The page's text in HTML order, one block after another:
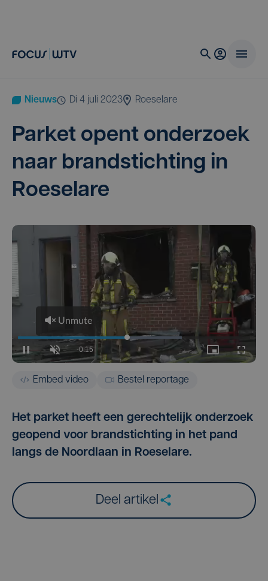
Nieuws di 4 juli 2023 Roeselare
Par­ket opent onder­zoek
naar brand­stich­ting in
Roeselare
Embed video Bestel reportage
Het parket heeft een gerechtelijk onderzoek
geopend voor brandstichting in het pand
langs de Noordlaan in Roeselare.
Deel artikel